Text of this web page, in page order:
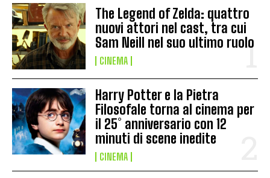
The Legend of Zelda: quattro
nuovi attori nel cast, tra cui
Sam Neill nel suo ultimo ruolo
CINEMA
Harry Potter e la Pietra
Filosofale torna al cinema per
il 25° anniversario con 12
minuti di scene inedite
CINEMA